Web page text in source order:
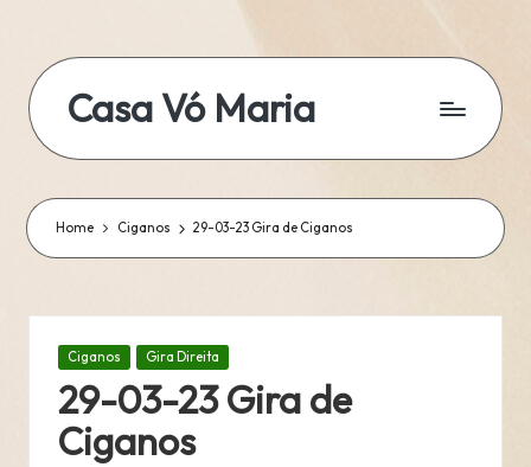
content
Casa Vó Maria
Home Ciganos 29-03-23 Gira de Ciganos
Posted
Ciganos Gira Direita
29-03-23 Gira de
Ciganos